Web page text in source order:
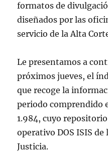
formatos de
diseñados por las
servicio de la Alta
Le presentamos a
próximos jueves, el
que recoge la
periodo comprendido
1.984, cuyo
operativo DOS ISIS de
Justicia.